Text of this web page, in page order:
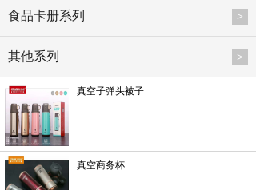
食品卡册系列 >
其他系列 >
真空子弹头被子
真空商务杯